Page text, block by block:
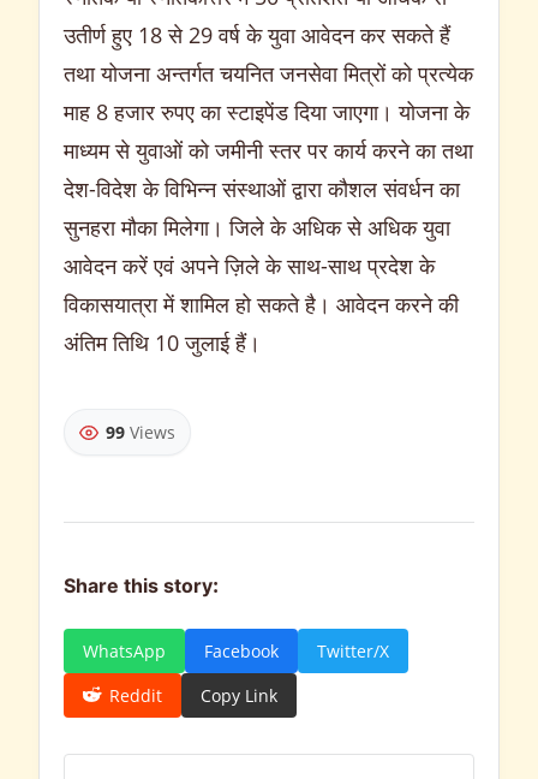
उतीर्ण हुए 18 से 29 वर्ष के युवा आवेदन कर सकते हैं
तथा योजना अन्तर्गत चयनित जनसेवा मित्रों को प्रत्येक
माह 8 हजार रुपए का स्टाइपेंड दिया जाएगा। योजना के
माध्यम से युवाओं को जमीनी स्तर पर कार्य करने का तथा
देश-विदेश के विभिन्न संस्थाओं द्वारा कौशल संवर्धन का
सुनहरा मौका मिलेगा। जिले के अधिक से अधिक युवा
आवेदन करें एवं अपने ज़िले के साथ-साथ प्रदेश के
विकासयात्रा में शामिल हो सकते है। आवेदन करने की
अंतिम तिथि 10 जुलाई हैं।
99 Views
Share this story:
WhatsApp Facebook
Twitter/X
Reddit
Copy Link